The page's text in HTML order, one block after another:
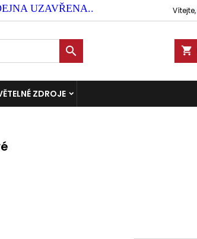
UZAVŘENA.. Vítejte,
shopping_cart

ZDROJE